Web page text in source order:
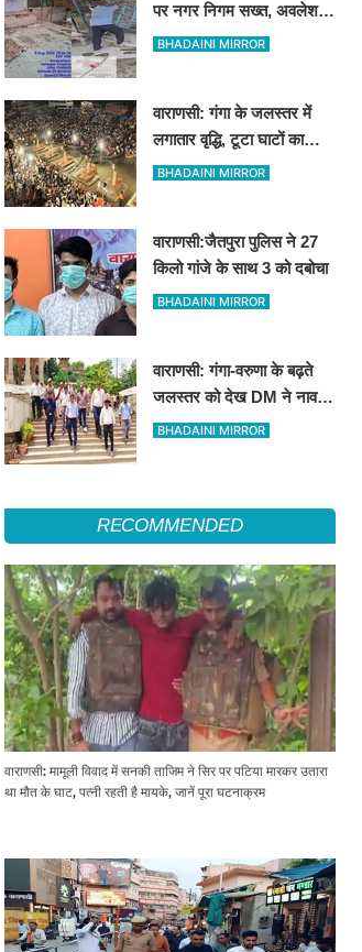
पर नगर निगम सख्त, अवलेशपुर
में जेसीबी से ध्वस्त की गईं 12
BHADAINI MIRROR
वाराणसी: गंगा के जलस्तर में
लगातार वृद्धि, टूटा घाटों का
संपर्क; बदला दशाश्वमेध की
BHADAINI MIRROR
वाराणसी:जैतपुरा पुलिस ने 27
किलो गांजे के साथ 3 को दबोचा
BHADAINI MIRROR
वाराणसी: गंगा-वरुणा के बढ़ते
जलस्तर को देख DM ने नाव से
किया निरीक्षण, तटवर्ती इलाकों के
BHADAINI MIRROR
RECOMMENDED
वाराणसी: मामूली विवाद में सनकी ताजिम ने सिर पर पटिया मारकर उतारा
था मौत के घाट, पत्नी रहती है मायके, जानें पूरा घटनाक्रम